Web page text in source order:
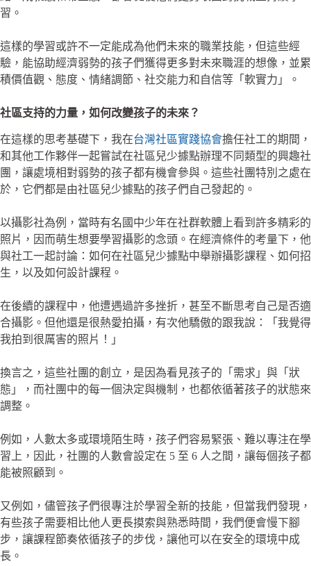
習。
這樣的學習或許不一定能成為他們未來的職業技能，但這些經
驗，能協助經濟弱勢的孩子們獲得更多對未來職涯的想像，並累
積價值觀、態度、情緒調節、社交能力和自信等「軟實力」。
社區支持的力量，如何改變孩子的未來？
在這樣的思考基礎下，我在台灣社區實踐協會擔任社工的期間，
和其他工作夥伴一起嘗試在社區兒少據點辦理不同類型的興趣社
團，讓處境相對弱勢的孩子都有機會參與。這些社團特別之處在
於，它們都是由社區兒少據點的孩子們自己發起的。
以攝影社為例，當時有名國中少年在社群軟體上看到許多精彩的
照片，因而萌生想要學習攝影的念頭。在經濟條件的考量下，他
與社工一起討論：如何在社區兒少據點中舉辦攝影課程、如何招
生，以及如何設計課程。
在後續的課程中，他遭遇過許多挫折，甚至不斷思考自己是否適
合攝影。但他還是很熱愛拍攝，有次他驕傲的跟我說：「我覺得
我拍到很厲害的照片！」
換言之，這些社團的創立，是因為看見孩子的「需求」與「狀
態」，而社團中的每一個決定與機制，也都依循著孩子的狀態來
調整。
例如，人數太多或環境陌生時，孩子們容易緊張、難以專注在學
習上，因此，社團的人數會設定在 5 至 6 人之間，讓每個孩子都
能被照顧到。
又例如，儘管孩子們很專注於學習全新的技能，但當我們發現，
有些孩子需要相比他人更長摸索與熟悉時間，我們便會慢下腳
步，讓課程節奏依循孩子的步伐，讓他可以在安全的環境中成
長。